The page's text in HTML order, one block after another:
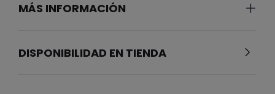
MÁS INFORMACIÓN
DISPONIBILIDAD EN TIENDA